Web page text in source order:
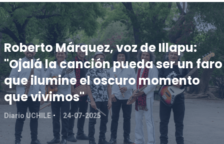
Roberto Márquez, voz de Illapu:
"Ojalá la canción pueda ser un faro
que ilumine el oscuro momento
que vivimos"
Diario UCHILE 24-07-2025